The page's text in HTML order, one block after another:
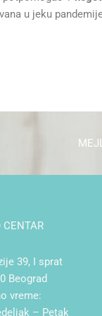
u jeku
CENTAR
39, I sprat
Beograd
vreme:
– Petak